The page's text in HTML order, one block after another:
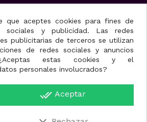
generales
privacidad
S.L.
de la juventud,
A
Cabezo de Torres
que aceptes cookies para fines de
sociales y publicidad. Las redes
publicitarias de terceros se utilizan
de redes sociales y anuncios
¿Aceptas estas cookies y el
personales involucrados?
done_all Aceptar